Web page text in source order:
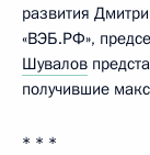
развития
«ВЭБ.РФ»,
Шувалов
получившие
* * *